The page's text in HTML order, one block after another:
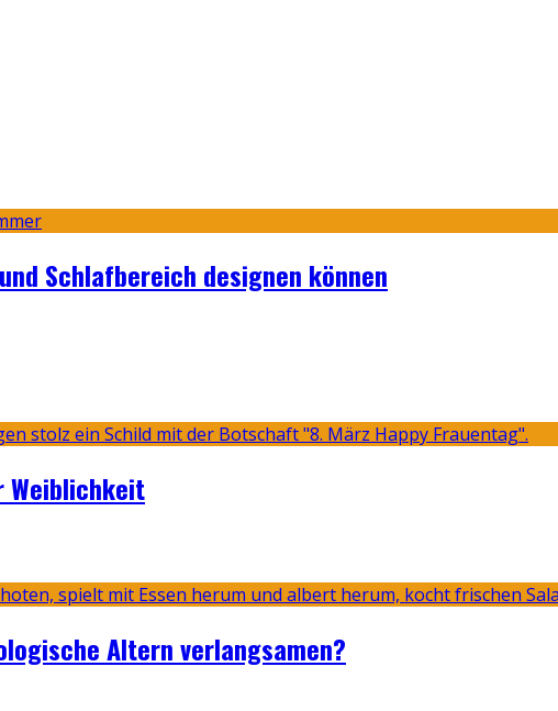
Schlafbereich designen können
Weiblichkeit
Altern verlangsamen?